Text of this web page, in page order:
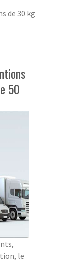
de 30 kg
50
le